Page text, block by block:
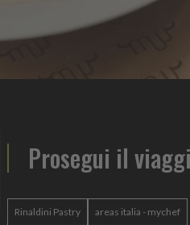
Prosegui il
Rinaldini Pastry areas italia - mychef